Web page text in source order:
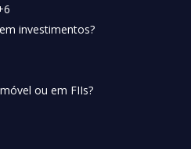
investimentos?
ou em FIIs?